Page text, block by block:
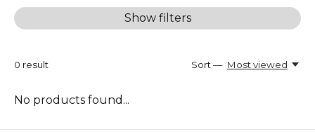
Show filters
0 result Sort — Most viewed
No products found...